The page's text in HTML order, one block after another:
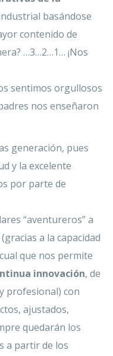
basándose
contenido de
…3…2…1… ¡Nos
sentimos orgullosos
nos enseñaron
generación, pues
y la excelente
por parte de
“aventureros” a
a la capacidad
que nos permite
innovación, de
profesional) con
ajustados,
quedarán los
a partir de los